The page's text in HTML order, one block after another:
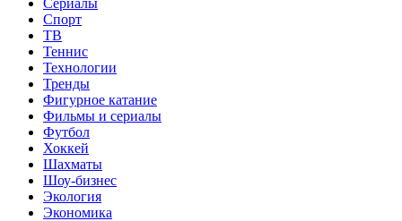
Спорт
ТВ
Теннис
Технологии
Тренды
Фигурное катание
Фильмы и сериалы
Футбол
Хоккей
Шахматы
Шоу-бизнес
Экология
Экономика